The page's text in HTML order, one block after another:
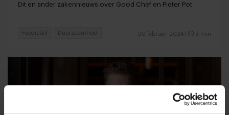
Dit en ander zakennieuws over Good Chef en Pieter Pot
20 februari 2024 3 min
Foodretail Duurzaamheid